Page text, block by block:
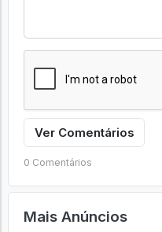
Ver Comentários
0 Comentários
Mais Anúncios